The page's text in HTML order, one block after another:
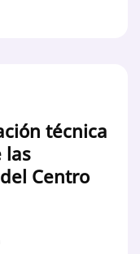
técnica
las
Centro